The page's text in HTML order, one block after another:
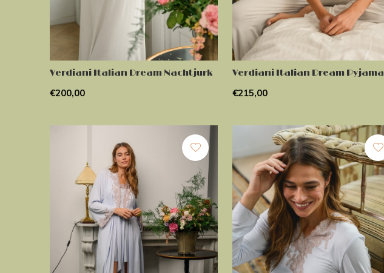
Verdiani Italian Dream Nachtjurk
€200,00
Verdiani Italian Dream Pyjama
€215,00